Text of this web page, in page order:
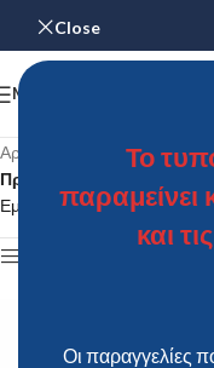
Close
Το
παραμείνει
και
Οι παραγγελίες
MENU
Αρχική σελίδα
Προϊόντα με ετικέτα
Εμφάνιση του μοναδικού